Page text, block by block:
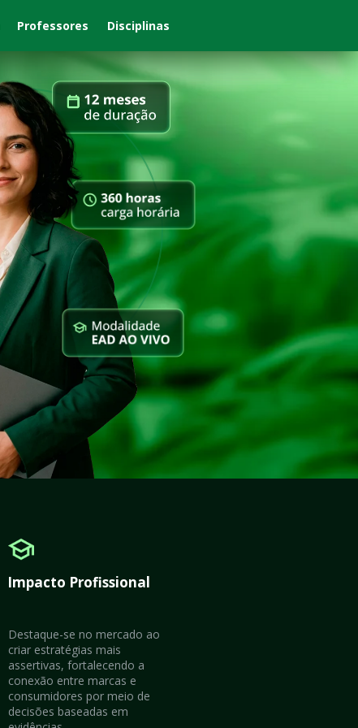
Disciplinas
Professores
Impacto Profissional
Destaque-se no mercado ao
criar estratégias mais
assertivas, fortalecendo a
conexão entre marcas e
consumidores por meio de
decisões baseadas em